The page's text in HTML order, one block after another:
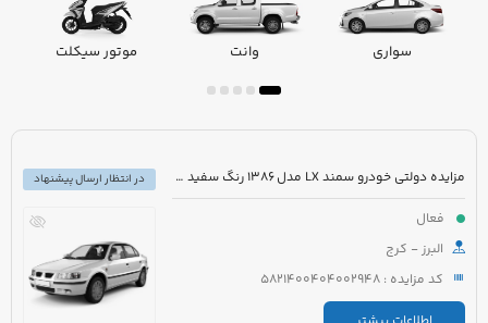
سواری وانت موتور سیکلت
مزایده دولتی خودرو سمند LX مدل 1386 رنگ سفید صدفی
فعال
البرز - کرج
کد مزایده : 5821400404002948
در انتظار ارسال پیشنهاد